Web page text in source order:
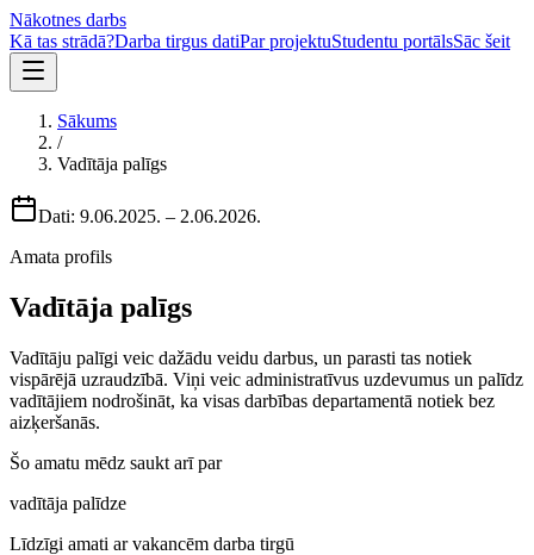
Nākotnes darbs
Kā tas strādā?Darba tirgus datiPar projektuStudentu portālsSāc šeit
Sākums
/
Vadītāja palīgs
Dati: 9.06.2025. – 2.06.2026.
Amata profils
Vadītāja palīgs
Vadītāju palīgi veic dažādu veidu darbus, un parasti tas notiek
vispārējā uzraudzībā. Viņi veic administratīvus uzdevumus un palīdz
vadītājiem nodrošināt, ka visas darbības departamentā notiek bez
aizķeršanās.
Šo amatu mēdz saukt arī par
vadītāja palīdze
Līdzīgi amati ar vakancēm darba tirgū